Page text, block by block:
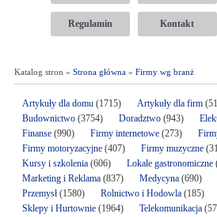
Regulamin Kontakt
Katalog stron » Strona główna» Firmy wg branż
Artykuły dla domu(1715) Artykuły dla firm
Budownictwo(3754) Doradztwo(943)
Finanse(990) Firmy internetowe (273)
Firmy motoryzacyjne(407) Firmy muzyczne
Kursy i szkolenia(606) Lokale gastronomiczne
Marketing i Reklama(837) Medycyna(690)
Przemysł(1580) Rolnictwo i Hodowla(185)
Sklepy i Hurtownie(1964) Telekomunikacja